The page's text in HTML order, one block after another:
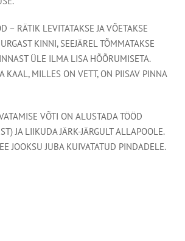
– RÄTIK LEVITATAKSE JA VÕETAKSE
KINNI, SEEJÄREL TÕMMATAKSE
ÜLE ILMA LISA HÕÕRUMISETA.
KAAL, MILLES ON VETT, ON PIISAV PINNA
VÕTI ON ALUSTADA TÖÖD
JA LIIKUDA JÄRK-JÄRGULT ALLAPOOLE.
JOOKSU JUBA KUIVATATUD PINDADELE.